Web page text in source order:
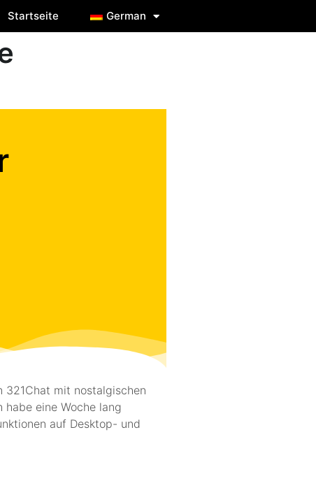
Startseite German
321Chat mit nostalgischen
eine Woche lang
auf Desktop- und